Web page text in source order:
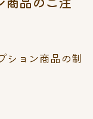
ション商品の制